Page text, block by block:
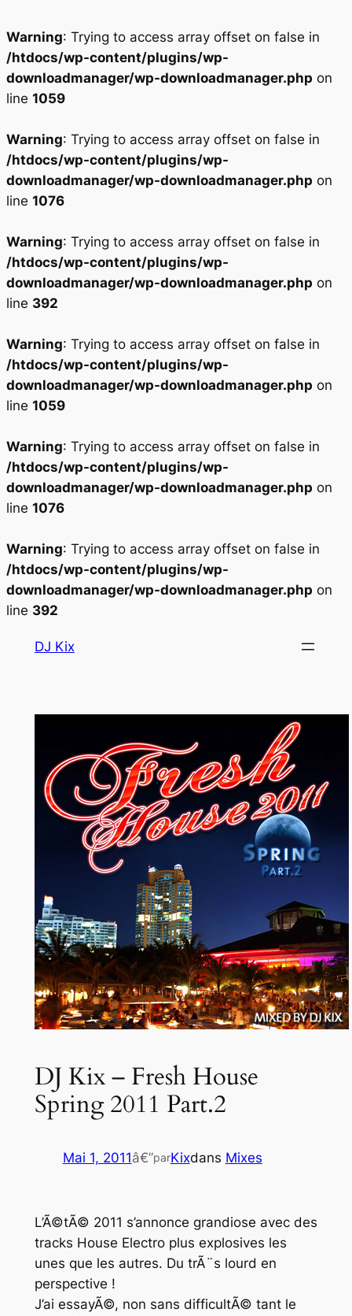
Warning: Trying to access array offset on false in
/htdocs/wp-content/plugins/wp-
downloadmanager/wp-downloadmanager.php on
line 1059
Warning: Trying to access array offset on false in
/htdocs/wp-content/plugins/wp-
downloadmanager/wp-downloadmanager.php on
line 1076
Warning: Trying to access array offset on false in
/htdocs/wp-content/plugins/wp-
downloadmanager/wp-downloadmanager.php on
line 392
Warning: Trying to access array offset on false in
/htdocs/wp-content/plugins/wp-
downloadmanager/wp-downloadmanager.php on
line 1059
Warning: Trying to access array offset on false in
/htdocs/wp-content/plugins/wp-
downloadmanager/wp-downloadmanager.php on
line 1076
Warning: Trying to access array offset on false in
/htdocs/wp-content/plugins/wp-
downloadmanager/wp-downloadmanager.php on
line 392
DJ Kix
DJ Kix – Fresh House
Spring 2011 Part.2
Mai 1, 2011â€”parKixdans Mixes
L’Ã©tÃ© 2011 s’annonce grandiose avec des
tracks House Electro plus explosives les
unes que les autres. Du trÃ¨s lourd en
perspective !
J’ai essayÃ©, non sans difficultÃ© tant le